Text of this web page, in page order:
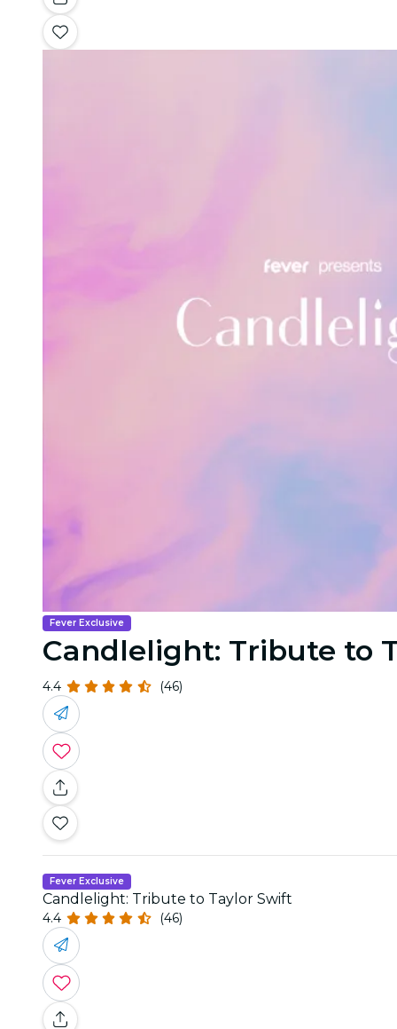
Fever Exclusive
Candlelight: Tribute to
4.4 (46)
Fever Exclusive
Candlelight: Tribute to Taylor Swift
4.4 (46)